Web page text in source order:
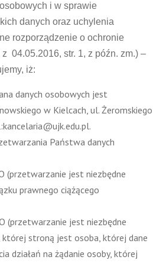
i w sprawie
danych oraz uchylenia
rozporządzenie o ochronie
04.05.2016, str. 1, z późn. zm.) –
iż:
danych osobowych jest
w Kielcach, ul. Żeromskiego
Państwa danych
(przetwarzanie jest niezbędne
prawnego ciążącego
(przetwarzanie jest niezbędne
której stroną jest osoba, której dane
działań na żądanie osoby, której